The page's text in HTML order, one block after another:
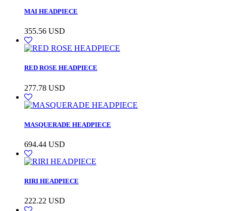
MAI HEADPIECE
355.56 USD
RED ROSE HEADPIECE
277.78 USD
MASQUERADE HEADPIECE
694.44 USD
RIRI HEADPIECE
222.22 USD